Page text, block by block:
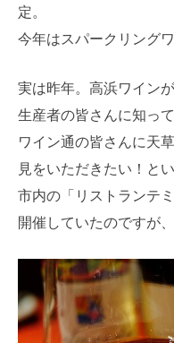
定。
今年はスパークリング
実は昨年。高浜ワイン
生産者の皆さんに知っ
ワイン通の皆さんに天
見をいただきたい！と
市内の「リストランテ
開催していたのですが